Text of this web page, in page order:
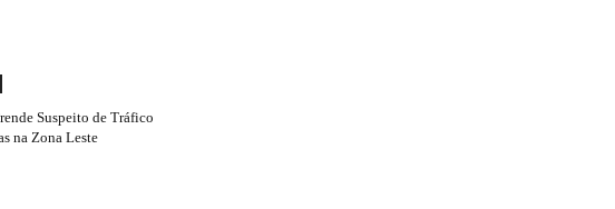
Suspeito de Tráfico
na Zona Leste